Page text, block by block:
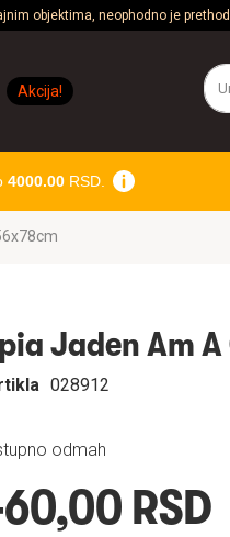
objektima, neophodno je
Akcija!
4000.00RSD.
Jaden Am
odmah
028912
RSD